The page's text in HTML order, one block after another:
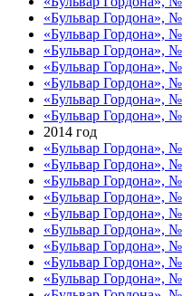
«Бульвар Гордона»,
«Бульвар Гордона»,
«Бульвар Гордона»,
«Бульвар Гордона»,
«Бульвар Гордона»,
«Бульвар Гордона»,
«Бульвар Гордона»,
2014 год
«Бульвар Гордона»,
«Бульвар Гордона»,
«Бульвар Гордона»,
«Бульвар Гордона»,
«Бульвар Гордона»,
«Бульвар Гордона»,
«Бульвар Гордона»,
«Бульвар Гордона»,
«Бульвар Гордона»,